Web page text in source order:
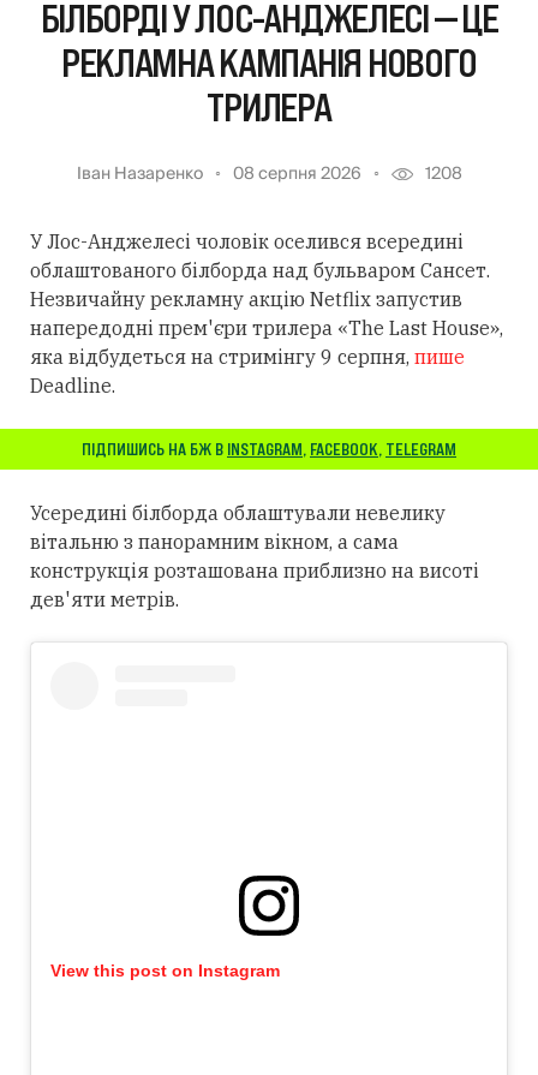
БІЛБОРДІ У ЛОС-АНДЖЕЛЕСІ — ЦЕ
РЕКЛАМНА КАМПАНІЯ НОВОГО
ТРИЛЕРА
Іван Назаренко 08 серпня 2026 1208
У Лос-Анджелесі чоловік оселився всередині
облаштованого білборда над бульваром Сансет.
Незвичайну рекламну акцію Netflix запустив
напередодні прем'єри трилера «The Last House»,
яка відбудеться на стримінгу 9 серпня, пише
Deadline.
ПІДПИШИСЬ НА БЖ В INSTAGRAM, FACEBOOK, TELEGRAM
Усередині білборда облаштували невелику
вітальню з панорамним вікном, а сама
конструкція розташована приблизно на висоті
дев'яти метрів.
View this post on Instagram